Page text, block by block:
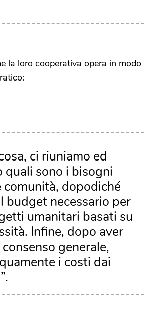
la loro cooperativa opera in modo
ci riuniamo ed
quali sono i bisogni
comunità, dopodiché
budget necessario per
umanitari basati su
Infine, dopo aver
generale,
i costi dai